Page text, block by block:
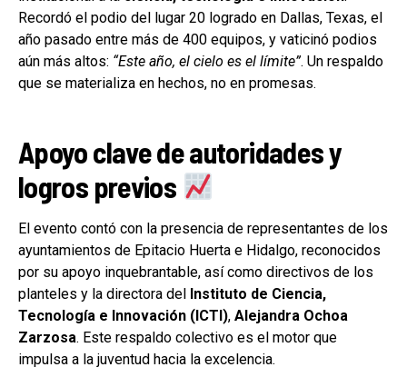
Recordó el podio del lugar 20 logrado en Dallas, Texas, el
año pasado entre más de 400 equipos, y vaticinó podios
aún más altos: “Este año, el cielo es el límite”. Un respaldo
que se materializa en hechos, no en promesas.
Apoyo clave de autoridades y
logros previos
El evento contó con la presencia de representantes de los
ayuntamientos de Epitacio Huerta e Hidalgo, reconocidos
por su apoyo inquebrantable, así como directivos de los
planteles y la directora del Instituto de Ciencia,
Tecnología e Innovación (ICTI), Alejandra Ochoa
Zarzosa. Este respaldo colectivo es el motor que
impulsa a la juventud hacia la excelencia.